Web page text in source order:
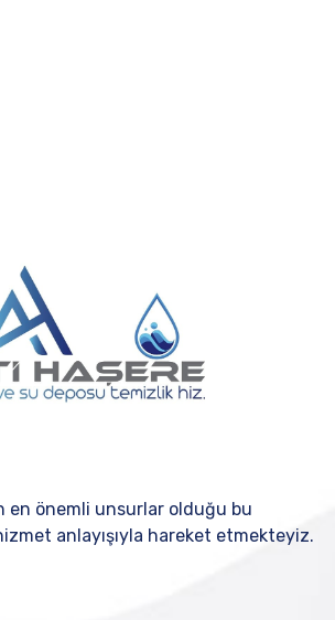
en önemli unsurlar olduğu bu
anlayışıyla hareket etmekteyiz.